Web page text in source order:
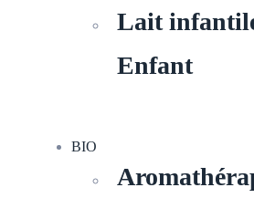
Lait
Enfant
BIO